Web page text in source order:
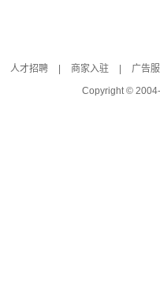
人才招聘 商家入驻 广告
Copyright © 2004-